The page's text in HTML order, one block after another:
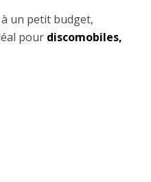
à un petit budget,
pour discomobiles,